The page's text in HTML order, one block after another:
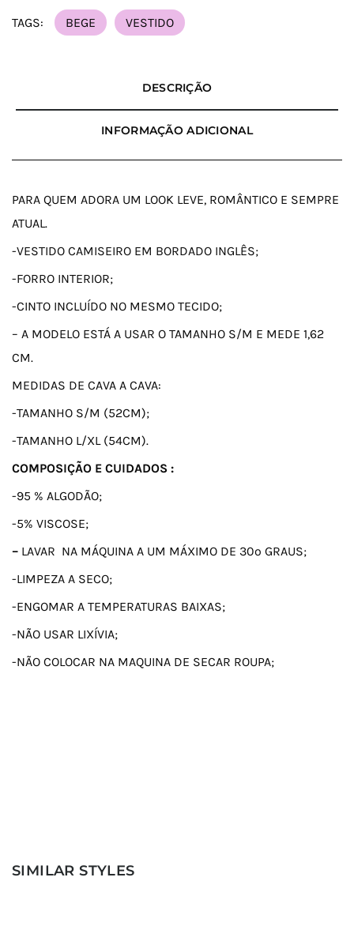
TAGS: BEGE VESTIDO
DESCRIÇÃO
INFORMAÇÃO ADICIONAL
PARA QUEM ADORA UM LOOK LEVE, ROMÂNTICO E SEMPRE
ATUAL.
-VESTIDO CAMISEIRO EM BORDADO INGLÊS;
-FORRO INTERIOR;
-CINTO INCLUÍDO NO MESMO TECIDO;
– A MODELO ESTÁ A USAR O TAMANHO S/M E MEDE 1,62
CM.
MEDIDAS DE CAVA A CAVA:
-TAMANHO S/M (52CM);
-TAMANHO L/XL (54CM).
COMPOSIÇÃO E CUIDADOS :
-95 % ALGODÃO;
-5% VISCOSE;
– LAVAR NA MÁQUINA A UM MÁXIMO DE 30º GRAUS;
-LIMPEZA A SECO;
-ENGOMAR A TEMPERATURAS BAIXAS;
-NÃO USAR LIXÍVIA;
-NÃO COLOCAR NA MAQUINA DE SECAR ROUPA;
SIMILAR STYLES